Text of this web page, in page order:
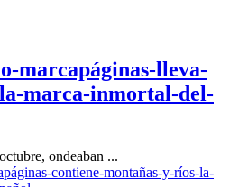
marcapáginas-lleva-
marca-inmortal-del-
ondeaban ...